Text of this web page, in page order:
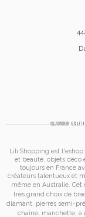
Lili Shopping est l'eshop
et beauté, objets déco
toujours en France
créateurs talentueux et
même en Australie.
très grand choix de
diamant, pierres semi-
chaîne, manchette, à